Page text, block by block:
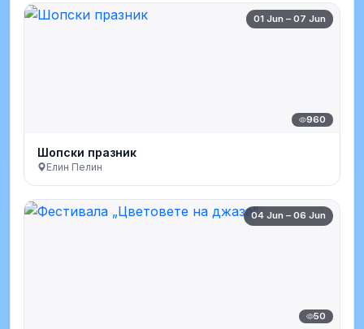
01 Jun – 07 Jun
960
Шопски празник
Елин Пелин
04 Jun – 06 Jun
50